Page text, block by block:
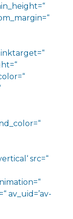
src=“
av_uid=’av-